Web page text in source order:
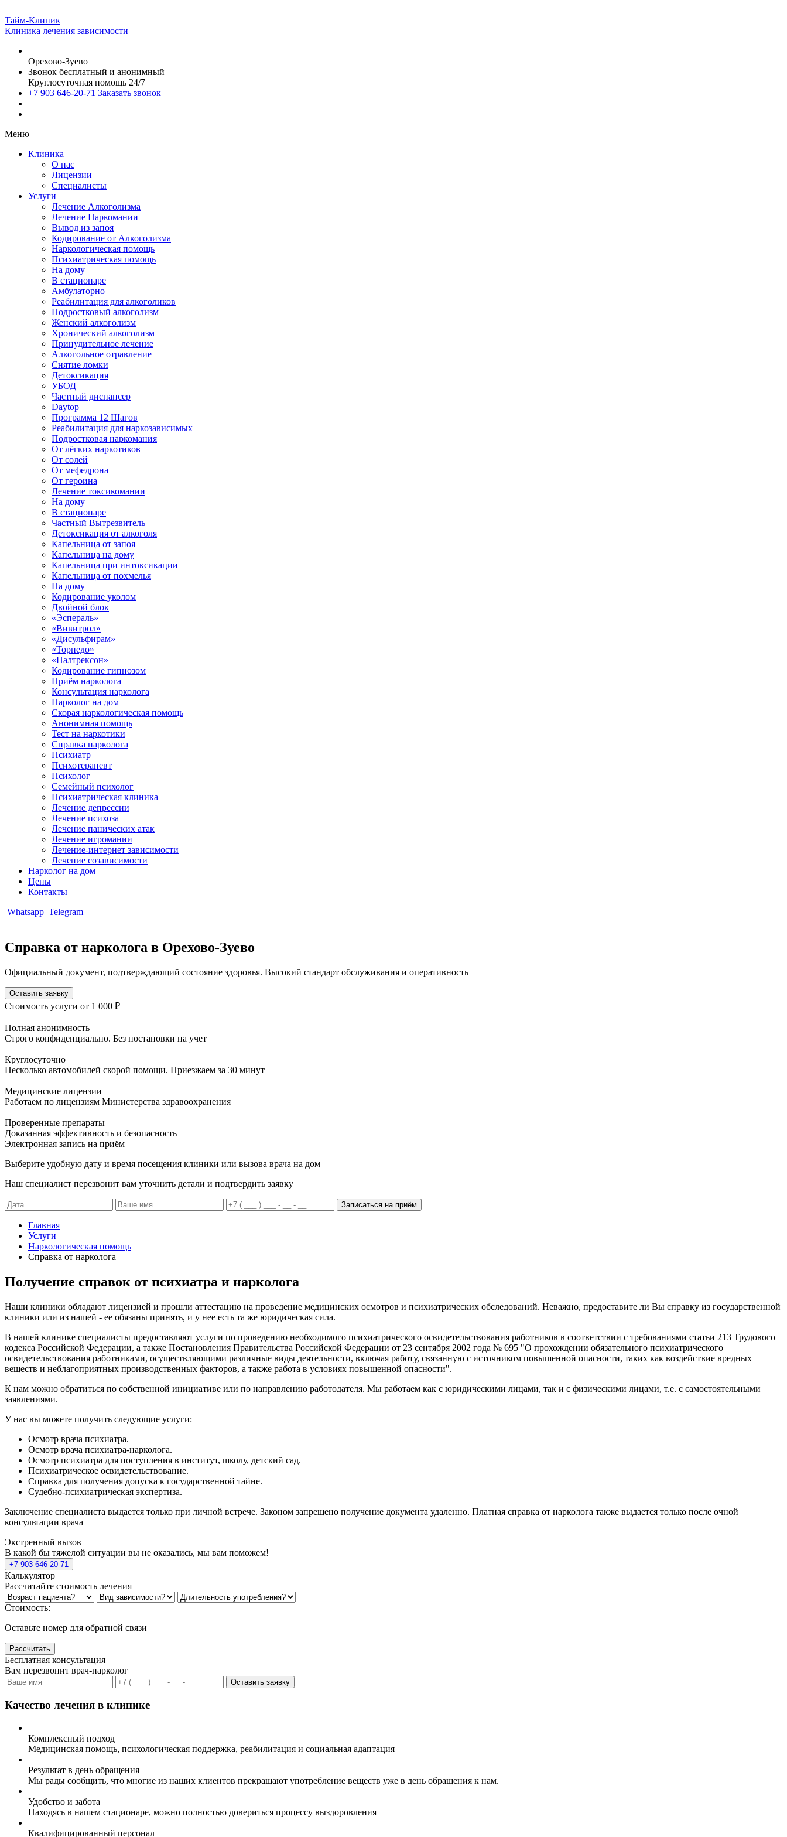
Тайм-Клиник
Клиника лечения зависимости
Орехово-Зуево
Звонок бесплатный и анонимный
Круглосуточная помощь 24/7
+7 903 646-20-71 Заказать звонок
Меню
Клиника
О нас
Лицензии
Специалисты
Услуги
Лечение Алкоголизма
Лечение Наркомании
Вывод из запоя
Кодирование от Алкоголизма
Наркологическая помощь
Психиатрическая помощь
На дому
В стационаре
Амбулаторно
Реабилитация для алкоголиков
Подростковый алкоголизм
Женский алкоголизм
Хронический алкоголизм
Принудительное лечение
Алкогольное отравление
Снятие ломки
Детоксикация
УБОД
Частный диспансер
Daytop
Программа 12 Шагов
Реабилитация для наркозависимых
Подростковая наркомания
От лёгких наркотиков
От солей
От мефедрона
От героина
Лечение токсикомании
На дому
В стационаре
Частный Вытрезвитель
Детоксикация от алкоголя
Капельница от запоя
Капельница на дому
Капельница при интоксикации
Капельница от похмелья
На дому
Кодирование уколом
Двойной блок
«Эспераль»
«Вивитрол»
«Дисульфирам»
«Торпедо»
«Налтрексон»
Кодирование гипнозом
Приём нарколога
Консультация нарколога
Нарколог на дом
Скорая наркологическая помощь
Анонимная помощь
Тест на наркотики
Справка нарколога
Психиатр
Психотерапевт
Психолог
Семейный психолог
Психиатрическая клиника
Лечение депрессии
Лечение психоза
Лечение панических атак
Лечение игромании
Лечение-интернет зависимости
Лечение созависимости
Нарколог на дом
Цены
Контакты
Whatsapp Telegram
Справка от нарколога в Орехово-Зуево
Официальный документ, подтверждающий состояние здоровья. Высокий стандарт обслуживания и оперативность
Оставить заявку
Стоимость услуги от 1 000 ₽
Полная анонимность
Строго конфиденциально. Без постановки на учет
Круглосуточно
Несколько автомобилей скорой помощи. Приезжаем за 30 минут
Медицинские лицензии
Работаем по лицензиям Министерства здравоохранения
Проверенные препараты
Доказанная эффективность и безопасность
Электронная запись на приём
Выберите удобную дату и время посещения клиники или вызова врача на дом
Наш специалист перезвонит вам уточнить детали и подтвердить заявку
Записаться на приём
Главная
Услуги
Наркологическая помощь
Справка от нарколога
Получение справок от психиатра и нарколога
Наши клиники обладают лицензией и прошли аттестацию на проведение медицинских осмотров и психиатрических обследований. Неважно, предоставите ли Вы справку из государственной
клиники или из нашей - ее обязаны принять, и у нее есть та же юридическая сила.
В нашей клинике специалисты предоставляют услуги по проведению необходимого психиатрического освидетельствования работников в соответствии с требованиями статьи 213 Трудового
кодекса Российской Федерации, а также Постановления Правительства Российской Федерации от 23 сентября 2002 года № 695 "О прохождении обязательного психиатрического
освидетельствования работниками, осуществляющими различные виды деятельности, включая работу, связанную с источником повышенной опасности, таких как воздействие вредных
веществ и неблагоприятных производственных факторов, а также работа в условиях повышенной опасности".
К нам можно обратиться по собственной инициативе или по направлению работодателя. Мы работаем как с юридическими лицами, так и с физическими лицами, т.е. с самостоятельными
заявлениями.
У нас вы можете получить следующие услуги:
Осмотр врача психиатра.
Осмотр врача психиатра-нарколога.
Осмотр психиатра для поступления в институт, школу, детский сад.
Психиатрическое освидетельствование.
Справка для получения допуска к государственной тайне.
Судебно-психиатрическая экспертиза.
Заключение специалиста выдается только при личной встрече. Законом запрещено получение документа удаленно. Платная справка от нарколога также выдается только после очной
консультации врача
Экстренный вызов
В какой бы тяжелой ситуации вы не оказались, мы вам поможем!
+7 903 646-20-71
Калькулятор
Рассчитайте стоимость лечения
Стоимость:
Оставьте номер для обратной связи
Рассчитать
Бесплатная консультация
Вам перезвонит врач-нарколог
Оставить заявку
Качество лечения в клинике
Комплексный подход
Медицинская помощь, психологическая поддержка, реабилитация и социальная адаптация
Результат в день обращения
Мы рады сообщить, что многие из наших клиентов прекращают употребление веществ уже в день обращения к нам.
Удобство и забота
Находясь в нашем стационаре, можно полностью довериться процессу выздоровления
Квалифицированный персонал